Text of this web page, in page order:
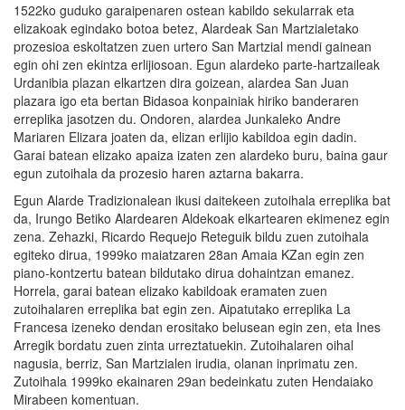
1522ko guduko garaipenaren ostean kabildo sekularrak eta
elizakoak egindako botoa betez, Alardeak San Martzialetako
prozesioa eskoltatzen zuen urtero San Martzial mendi gainean
egin ohi zen ekintza erlijiosoan. Egun alardeko parte-hartzaileak
Urdanibia plazan elkartzen dira goizean, alardea San Juan
plazara igo eta bertan Bidasoa konpainiak hiriko banderaren
erreplika jasotzen du. Ondoren, alardea Junkaleko Andre
Mariaren Elizara joaten da, elizan erlijio kabildoa egin dadin.
Garai batean elizako apaiza izaten zen alardeko buru, baina gaur
egun zutoihala da prozesio haren aztarna bakarra.
Egun Alarde Tradizionalean ikusi daitekeen zutoihala erreplika bat
da, Irungo Betiko Alardearen Aldekoak elkartearen ekimenez egin
zena. Zehazki, Ricardo Requejo Reteguik bildu zuen zutoihala
egiteko dirua, 1999ko maiatzaren 28an Amaia KZan egin zen
piano-kontzertu batean bildutako dirua dohaintzan emanez.
Horrela, garai batean elizako kabildoak eramaten zuen
zutoihalaren erreplika bat egin zen. Aipatutako erreplika La
Francesa izeneko dendan erositako belusean egin zen, eta Ines
Arregik bordatu zuen zinta urreztatuekin. Zutoihalaren oihal
nagusia, berriz, San Martzialen irudia, olanan inprimatu zen.
Zutoihala 1999ko ekainaren 29an bedeinkatu zuten Hendaiako
Mirabeen komentuan.